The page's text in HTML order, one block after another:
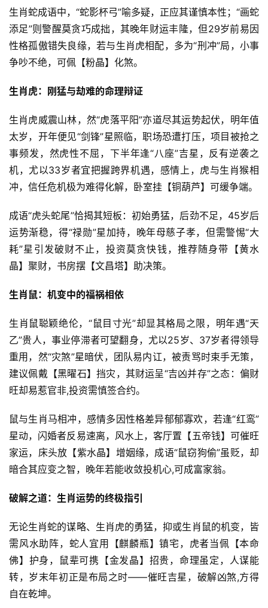
生肖蛇成语中，“蛇影杯弓”喻多疑，正应其谨慎本性；“画蛇
添足”则警醒莫贪巧成拙，其晚年财运丰隆，但29岁前易因
性格孤傲错失良缘，若与生肖虎相配，多为“刑冲”局，小事
争吵不绝，可佩【粉晶】化煞。
生肖虎：刚猛与劫难的命理辩证
生肖虎威震山林，然“虎落平阳”亦道尽其运势起伏，明年值
太岁，开年便见“剑锋”星照临，职场恐遭打压，项目被抢之
事频发，然虎性不屈，下半年逢“八座”吉星，反有逆袭之
机，尤以33岁者宜把握跨界机遇，感情上，虎与生肖猴相
冲，信任危机极为难得化解，卧室挂【铜葫芦】可缓争端。
成语“虎头蛇尾”恰揭其短板：初始勇猛，后劲不足，45岁后
运势渐稳，得“禄勋”星加持，晚年母慈子孝，但需警惕“大
耗”星引发破财不止，投资莫贪快钱，推荐随身带【黄水
晶】聚财，书房摆【文昌塔】助决策。
生肖鼠：机变中的福祸相依
生肖鼠聪颖绝伦，“鼠目寸光”却显其格局之限，明年遇“天
乙”贵人，事业停滞者可望翻身，尤以25岁、37岁者得领导
重用，然“灾煞”星暗伏，团队易内讧，被责骂时束手无策，
建议佩戴【黑曜石】挡灾，其财运呈“吉凶并存”之态：偏财
旺却易惹官非,投资需慎签合约。
鼠与生肖马相冲，感情多因性格差异郁郁寡欢，若逢“红鸾”
星动，闪婚者反易速离，风水上，客厅置【五帝钱】可催旺
家运，床头放【紫水晶】增姻缘，成语“鼠窃狗偷”虽贬，却
暗合其应变之智，晚年若能收敛投机心,可成富家翁。
破解之道：生肖运势的终极指引
无论生肖蛇的谋略、生肖虎的勇猛，抑或生肖鼠的机变，皆
需风水助阵，蛇人宜用【麒麟瓶】镇宅，虎者当佩【本命
佛】护身，鼠辈可携【金发晶】招贵，命理虽定，人谋能
转，岁末年初正是布局之时——催旺吉星，破解凶煞,方得
自在乾坤。